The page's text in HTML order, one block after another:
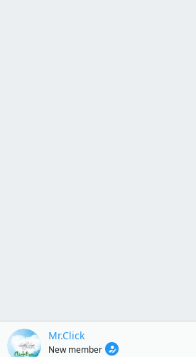
Mr.Click
New member